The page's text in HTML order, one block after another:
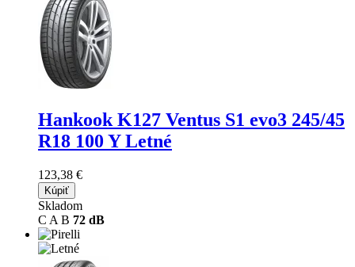
Hankook K127 Ventus S1 evo3 245/45
R18 100 Y Letné
123,38 €
Kúpiť
Skladom
C A B 72 dB